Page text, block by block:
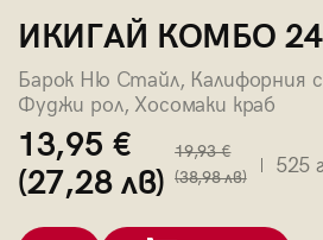
ИКИГАЙ КОМБО
Барок Ню Стайл, Калифорния
Фуджи рол, Хосомаки краб
13,95 €
(27,28 лв)
19,93 €
(38,98 лв)
525